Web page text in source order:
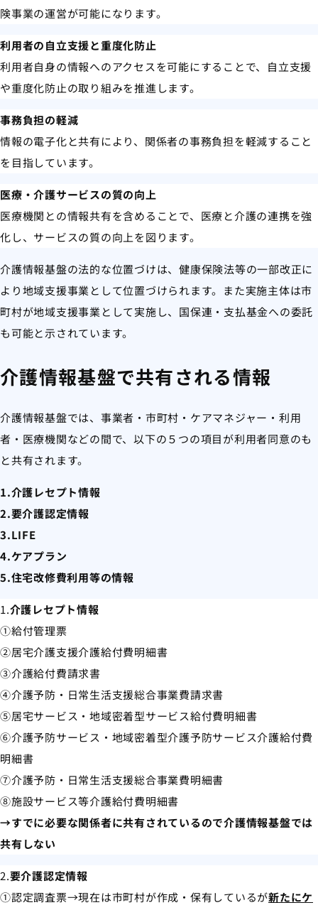
険事業の運営が可能になります。
利用者の自立支援と重度化防止
利用者自身の情報へのアクセスを可能にすることで、自立支援
や重度化防止の取り組みを推進します。
事務負担の軽減
情報の電子化と共有により、関係者の事務負担を軽減すること
を目指しています。
医療・介護サービスの質の向上
医療機関との情報共有を含めることで、医療と介護の連携を強
化し、サービスの質の向上を図ります。
介護情報基盤の法的な位置づけは、健康保険法等の一部改正に
より地域支援事業として位置づけられます。また実施主体は市
町村が地域支援事業として実施し、国保連・支払基金への委託
も可能と示されています。
介護情報基盤で共有される情報
介護情報基盤では、事業者・市町村・ケアマネジャー・利用
者・医療機関などの間で、以下の５つの項目が利用者同意のも
と共有されます。
1.介護レセプト情報
2.要介護認定情報
3.LIFE
4.ケアプラン
5.住宅改修費利用等の情報
1.介護レセプト情報
①給付管理票
②居宅介護支援介護給付費明細書
③介護給付費請求書
④介護予防・日常生活支援総合事業費請求書
⑤居宅サービス・地域密着型サービス給付費明細書
⑥介護予防サービス・地域密着型介護予防サービス介護給付費
明細書
⑦介護予防・日常生活支援総合事業費明細書
⑧施設サービス等介護給付費明細書
→すでに必要な関係者に共有されているので介護情報基盤では
共有しない
2.要介護認定情報
①認定調査票→現在は市町村が作成・保有しているが新たにケ